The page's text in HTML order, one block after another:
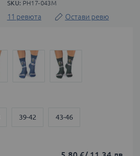
SKU PH17-043M
11 ревюта Остави ревю
39-42 43-46